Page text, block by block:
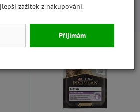
Skladem Výhodná cena
zážitek z nakupování.
Přijímám